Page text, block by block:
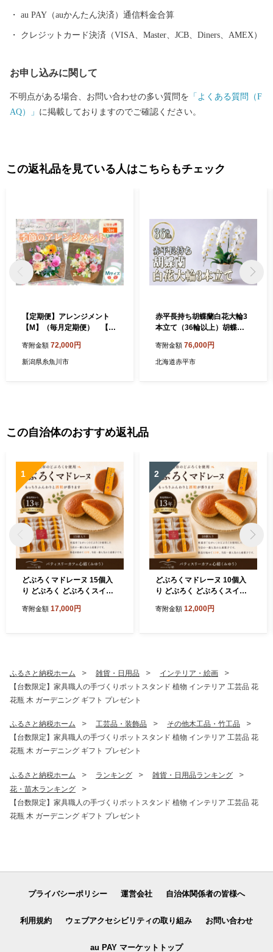
au PAY（auかんたん決済）通信料金合算
クレジットカード決済（VISA、Master、JCB、Diners、AMEX）
お申し込みに関して
不明点がある場合、お問い合わせの多い質問を 「よくある質問（F
AQ）」 に掲載しておりますのでご確認ください。
この返礼品を見ている人はこちらもチェック
【定期便】アレンジメント
【M】（毎月定期便） 【選
アレンジメント アレンジメ
ント 季節の花 生花 花 植物
寄附金額 72,000円
新潟県糸魚川市
赤平長持ち胡蝶蘭白花大輪3
本立て（36輪以上）胡蝶蘭
贈り物 インテリア 植物
寄附金額 76,000円
北海道赤平市
この自治体のおすすめ返礼品
1
どぶろくマドレーヌ 15個入
り どぶろく どぶろくスイー
子 個包装 おやつ ギフト 手土
寄附金額 17,000円
2
どぶろくマドレーヌ 10個入
り どぶろく どぶろくスイー
子 個包装 おやつ ギフト 手土
寄附金額 12,000円
ふるさと納税ホーム 雑貨・日用品
インテリア・絵画
【台数限定】家具職人の手づくりポットスタンド 植物 インテリア 工芸品 花
花瓶 木 ガーデニング ギフト プレゼント
ふるさと納税ホーム 工芸品・装飾品
その他木工品・竹工品
【台数限定】家具職人の手づくりポットスタンド 植物 インテリア 工芸品 花
花瓶 木 ガーデニング ギフト プレゼント
ふるさと納税ホーム ランキング
雑貨・日用品ランキング
花・苗木ランキング
【台数限定】家具職人の手づくりポットスタンド 植物 インテリア 工芸品 花
花瓶 木 ガーデニング ギフト プレゼント
プライバシーポリシー 運営会社 自治体関係者の皆様へ
利用規約 ウェブアクセシビリティの取り組み お問い合わせ
au PAY マーケットトップ